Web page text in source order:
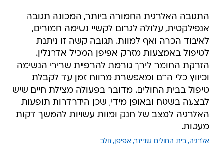
התגובה האלרגית החמורה ביותר, המכונה תגובה
אנפילקטית, עלולה לגרום לקשיי נשימה חמורים,
לאיבוד הכרה ואף למוות. תגובה קשה זו ניתנת
לטיפול באמצעות מזרק אפיפן המכיל אדרנלין.
הזרקת החומר לירך גורמת להרפיית שרירי הנשימה
וכיווץ כלי הדם ומאפשרת מרווח זמן עד לקבלת
טיפול בבית החולים. מדובר בפעולה מצילת חיים שיש
לבצעה בשטח ובאופן מידי, שכן הידרדרות תופעות
האלרגיה למצב של חנק ומוות עשויות להמשך דקות
מעטות.
אלרגיה בית החולים שניידר אפיפן חלב